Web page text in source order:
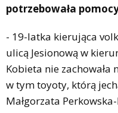
potrzebowała
- 19-latka kierująca
ulicą Jesionową w
Kobieta nie zachowała
w tym toyoty, którą
Małgorzata